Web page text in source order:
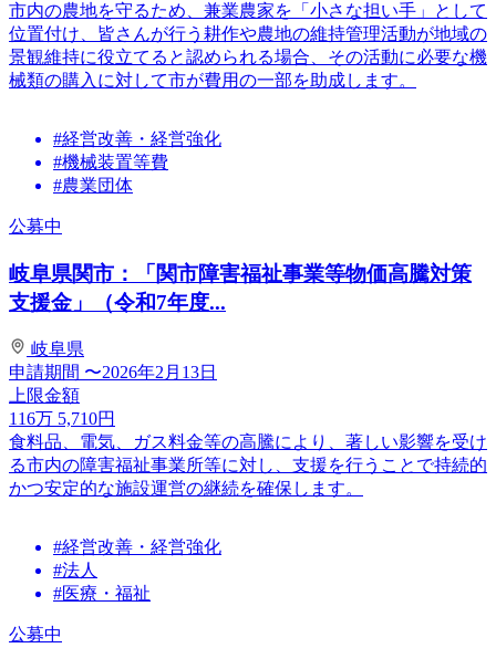
市内の農地を守るため、兼業農家を「小さな担い手」として
位置付け、皆さんが行う耕作や農地の維持管理活動が地域の
景観維持に役立てると認められる場合、その活動に必要な機
械類の購入に対して市が費用の一部を助成します。
#経営改善・経営強化
#機械装置等費
#農業団体
公募中
岐阜県関市：「関市障害福祉事業等物価高騰対策
支援金」（令和7年度...
岐阜県
申請期間 〜2026年2月13日
上限金額
116万 5,710円
食料品、電気、ガス料金等の高騰により、著しい影響を受け
る市内の障害福祉事業所等に対し、支援を行うことで持続的
かつ安定的な施設運営の継続を確保します。
#経営改善・経営強化
#法人
#医療・福祉
公募中